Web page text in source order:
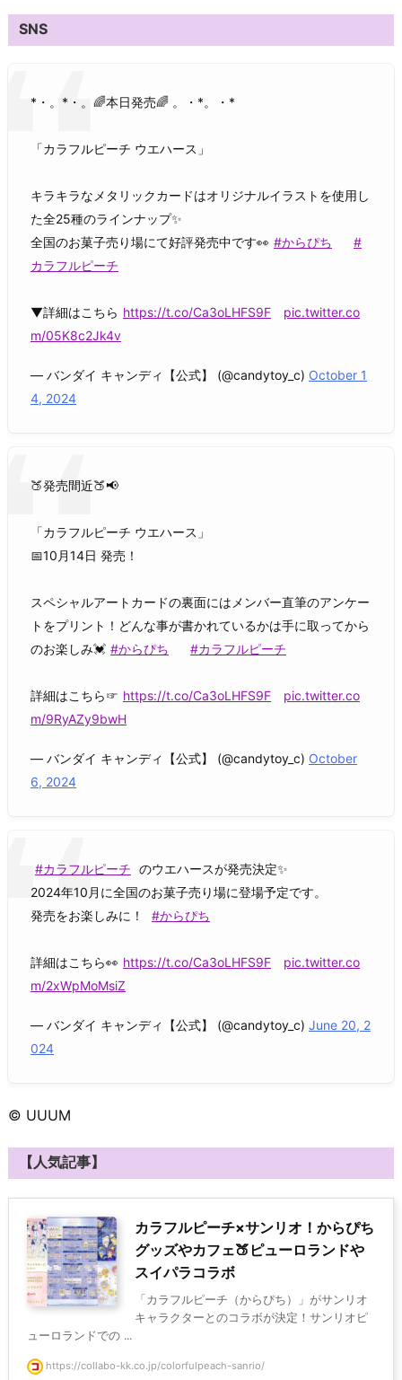
SNS
*・。*・。🌈本日発売🌈 。・*。・*
「カラフルピーチ ウエハース」
キラキラなメタリックカードはオリジナルイラストを使用し
た全25種のラインナップ✨
全国のお菓子売り場にて好評発売中です👀 #からぴち
#
カラフルピーチ
▼詳細はこちら https://t.co/Ca3oLHFS9F
pic.twitter.co
m/05K8c2Jk4v
— バンダイ キャンディ【公式】 (@candytoy_c) October 1
4, 2024
🍑発売間近🍑📢
「カラフルピーチ ウエハース」
📅10月14日 発売！
スペシャルアートカードの裏面にはメンバー直筆のアンケー
トをプリント！どんな事が書かれているかは手に取ってから
のお楽しみ💓 #からぴち #カラフルピーチ
詳細はこちら☞ https://t.co/Ca3oLHFS9F
pic.twitter.co
m/9RyAZy9bwH
— バンダイ キャンディ【公式】 (@candytoy_c) October
6, 2024
#カラフルピーチ のウエハースが発売決定✨
2024年10月に全国のお菓子売り場に登場予定です。
発売をお楽しみに！
#からぴち
詳細はこちら👀 https://t.co/Ca3oLHFS9F
pic.twitter.co
m/2xWpMoMsiZ
— バンダイ キャンディ【公式】 (@candytoy_c) June 20, 2
024
© UUUM
【人気記事】
カラフルピーチ×サンリオ！からぴち
グッズやカフェ🍑ピューロランドや
スイパラコラボ
「カラフルピーチ（からぴち）」がサンリオ
キャラクターとのコラボが決定！サンリオピ
ューロランドでの ...
https://collabo-kk.co.jp/colorfulpeach-sanrio/